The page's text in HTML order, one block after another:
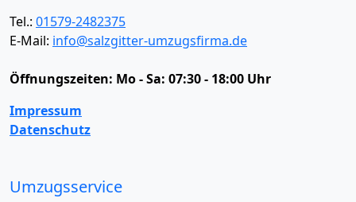
Tel.: 01579-2482375
E-Mail: info@salzgitter-umzugsfirma.de
Öffnungszeiten: Mo - Sa: 07:30 - 18:00 Uhr
Impressum
Datenschutz
Umzugsservice